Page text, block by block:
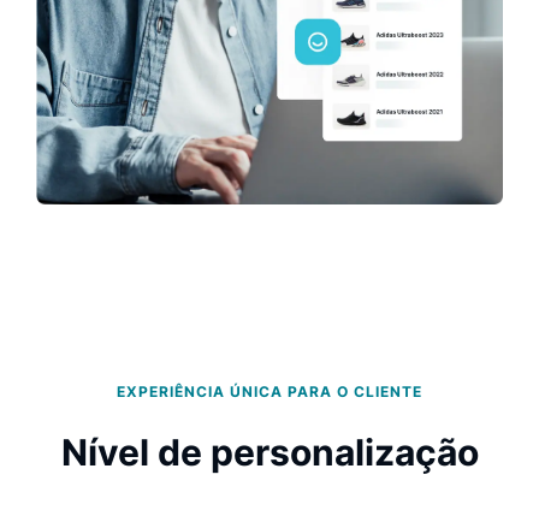
EXPERIÊNCIA ÚNICA PARA O CLIENTE
Nível de personalização